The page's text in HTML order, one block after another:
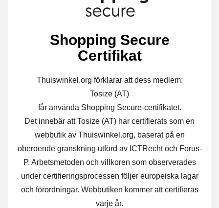
Shopping Secure
Certifikat
Thuiswinkel.org förklarar att dess medlem:
Tosize (AT)
får använda Shopping Secure-certifikatet.
Det innebär att Tosize (AT) har certifierats som en
webbutik av Thuiswinkel.org, baserat på en
oberoende granskning utförd av ICTRecht och Forus-
P. Arbetsmetoden och villkoren som observerades
under certifieringsprocessen följer europeiska lagar
och förordningar. Webbutiken kommer att certifieras
varje år.